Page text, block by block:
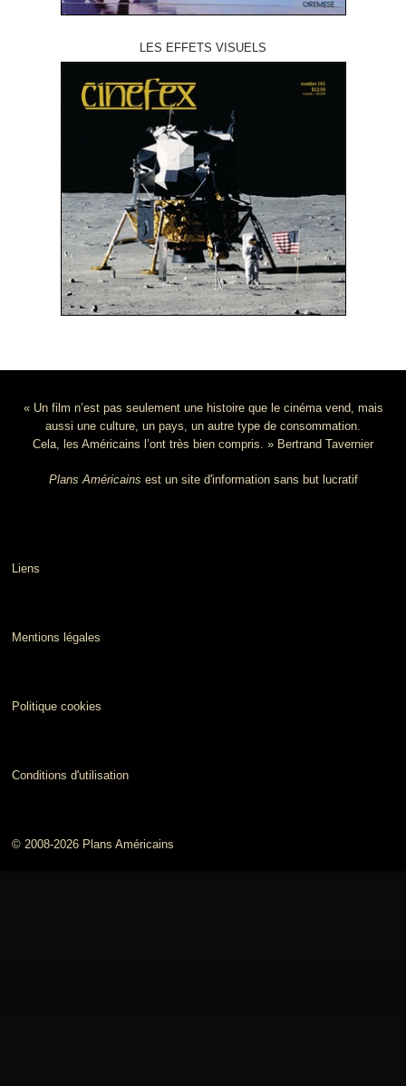
LES EFFETS VISUELS
« Un film n’est pas seulement une histoire que le cinéma vend, mais
aussi une culture, un pays, un autre type de consommation.
Cela, les Américains l’ont très bien compris. » Bertrand Tavernier
Plans Américains est un site d'information sans but lucratif
Liens
Mentions légales
Politique cookies
Conditions d'utilisation
© 2008-2026 Plans Américains